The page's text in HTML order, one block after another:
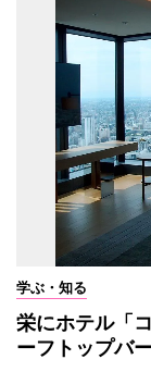
学ぶ・知る
栄にホテル「
ーフトップバ